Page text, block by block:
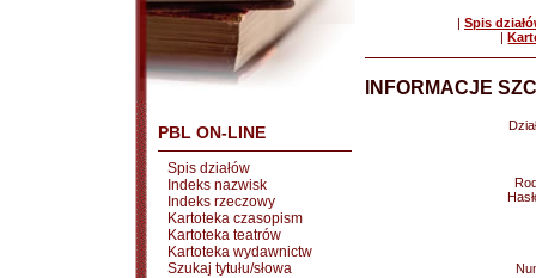
PBL ON-LINE
Spis działów
Indeks nazwisk
Indeks rzeczowy
Kartoteka czasopism
Kartoteka teatrów
Kartoteka wydawnictw
Szukaj tytułu/słowa
| Spis
|
INFORMACJE